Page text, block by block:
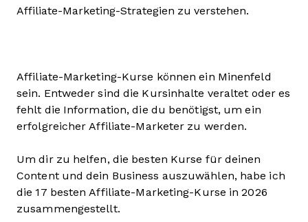
Affiliate-Marketing-Strategien zu verstehen.
Affiliate-Marketing-Kurse können ein Minenfeld
sein. Entweder sind die Kursinhalte veraltet oder es
fehlt die Information, die du benötigst, um ein
erfolgreicher Affiliate-Marketer zu werden.
Um dir zu helfen, die besten Kurse für deinen
Content und dein Business auszuwählen, habe ich
die 17 besten Affiliate-Marketing-Kurse in 2026
zusammengestellt.